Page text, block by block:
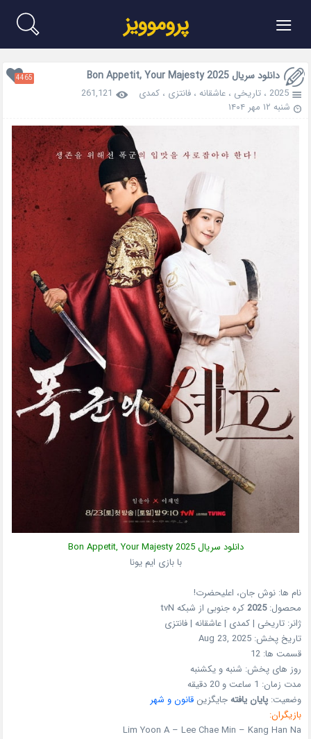
≡ پروموویز
دانلود سریال Bon Appetit, Your Majesty 2025 4465
2025 ،تاریخی ،عاشقانه ،فانتزی ،کمدی
261,121
شنبه ۱۲ مهر ۱۴۰۴
دانلود سریال Bon Appetit, Your Majesty 2025
با بازی ایم یونا
نام ها: نوش جان، اعلیحضرت!
محصول:2025 کره جنوبی از شبکه tvN
ژانر:تاریخی | کمدی | عاشقانه | فانتزی
تاریخ پخش:Aug 23, 2025
قسمت ها:12
روز های پخش: شنبه و یکشنبه
مدت زمان: 1 ساعت و 20 دقیقه
وضعیت:پایان یافتهجایگزینقانون و شهر
بازیگران:
Lim Yoon A – Lee Chae Min – Kang Han Na